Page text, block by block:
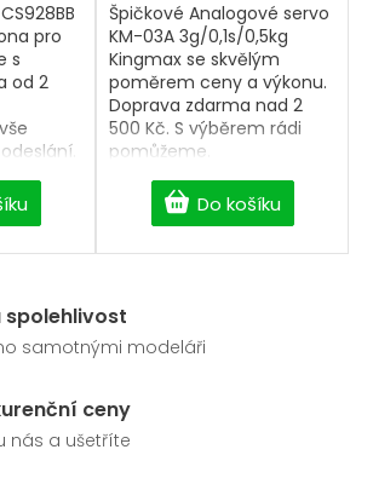
pro
s
od 2
Do košíku
Špičkové Analogové servo
KM-03A 3g/0,1s/0,5kg
Kingmax se skvělým
poměrem ceny a výkonu.
Doprava zdarma nad 2
500 Kč. S výběrem rádi
pomůžeme.
spolehlivost
samotnými modeláři
ceny
nás a ušetříte